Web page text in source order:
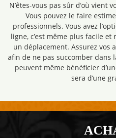
N’êtes-vous pas sûr d’où vient
Vous pouvez le faire
professionnels. Vous avez
ligne, c’est même plus facile
un déplacement. Assurez vos
afin de ne pas succomber dans
peuvent même bénéficier
sera d’une